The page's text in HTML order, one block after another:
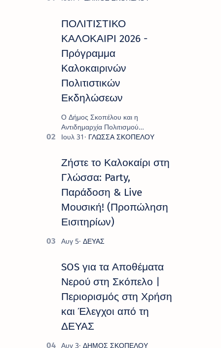
ΠΟΛΙΤΙΣΤΙΚΟ
ΚΑΛΟΚΑΙΡΙ 2026 -
Πρόγραμμα
Καλοκαιρινών
Πολιτιστικών
Εκδηλώσεων
Ο Δήμος Σκοπέλου και η
Αντιδημαρχία Πολιτισμού
παρουσιάζουν το πρόγραμμα «
πλούσιο και πολυσυλλεκτικό
πρόγραμμα εκδ…
Ζήστε το Καλοκαίρι στη
Γλώσσα: Party,
Παράδοση & Live
Μουσική! (Προπώληση
Εισιτηρίων)
SOS για τα Αποθέματα
Νερού στη Σκόπελο |
Περιορισμός στη Χρήση
και Έλεγχοι από τη
ΔΕΥΑΣ